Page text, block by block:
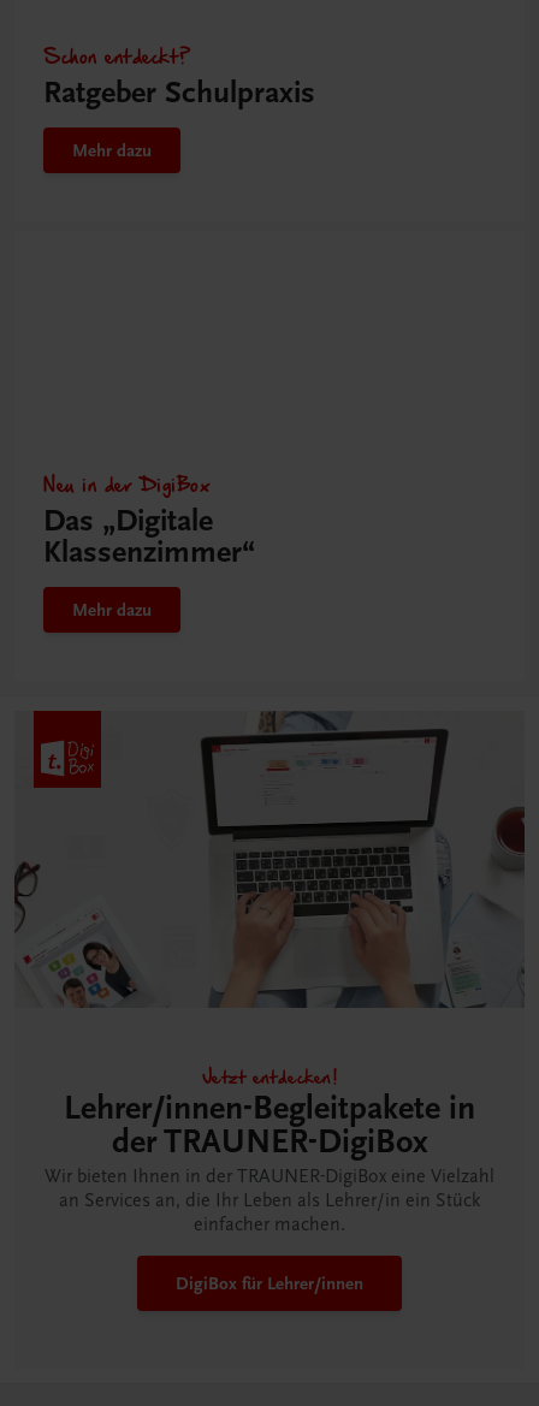
Schon entdeckt?
Ratgeber Schulpraxis
Mehr dazu
Neu in der DigiBox
Das „Digitale
Klassenzimmer“
Mehr dazu
Jetzt entdecken!
Lehrer/innen-Begleitpakete in
der TRAUNER-DigiBox
Wir bieten Ihnen in der TRAUNER-DigiBox eine Vielzahl
an Services an, die Ihr Leben als Lehrer/in ein Stück
einfacher machen.
DigiBox für Lehrer/innen